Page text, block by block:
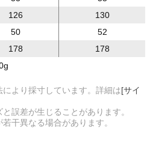
126
130
50
52
178
178
より採寸しています。詳細は[サイ
誤差が生じることがあります。
干異なる場合があります。